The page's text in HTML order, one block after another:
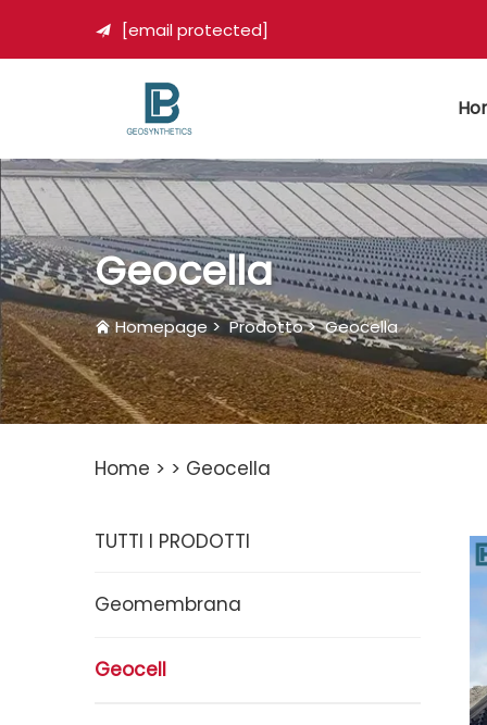
 [email protected]
Geocella
Homepage >Prodotto>Geocella
Home > > Geocella
TUTTI I PRODOTTI
Geomembrana
Geocell